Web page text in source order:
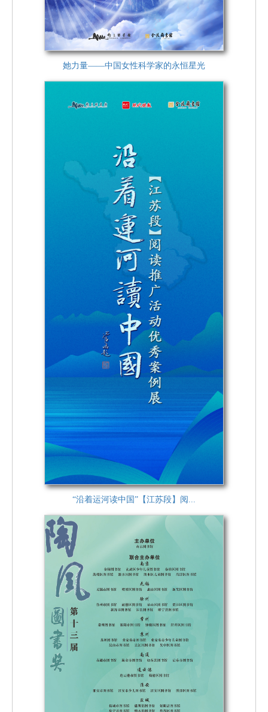
她力量——中国女性科学家的永恒星光
“沿着运河读中国”【江苏段】阅...